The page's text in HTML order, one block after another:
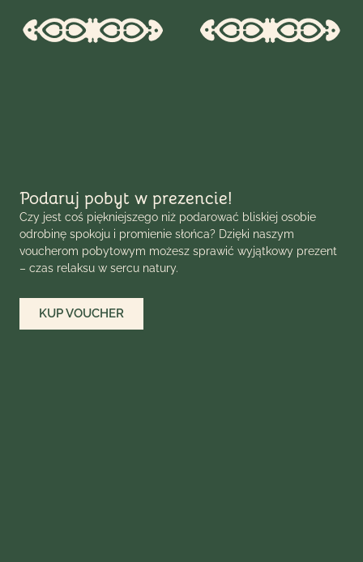
Podaruj pobyt w prezencie!
Czy jest coś piękniejszego niż podarować bliskiej osobie
odrobinę spokoju i promienie słońca? Dzięki naszym
voucherom pobytowym możesz sprawić wyjątkowy prezent
– czas relaksu w sercu natury.
KUP VOUCHER